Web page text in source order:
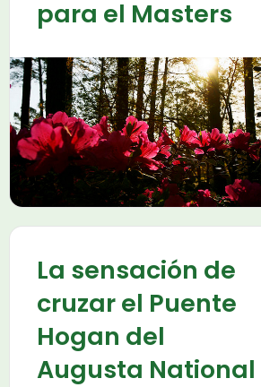
para el Masters
La sensación de
cruzar el Puente
Hogan del
Augusta National